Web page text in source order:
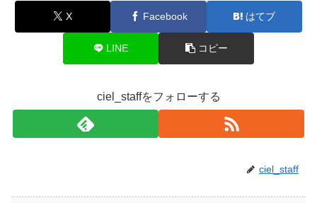
X Facebook はてブ
LINE コピー
ciel_staffをフォローする
ciel_staff